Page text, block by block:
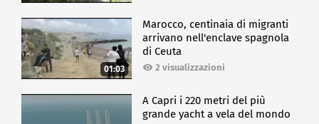
01:03
Marocco, centinaia di migranti
arrivano nell'enclave spagnola
di Ceuta
2 visualizzazioni
A Capri i 220 metri del più
grande yacht a vela del mondo